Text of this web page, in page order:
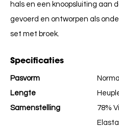
hals en een knoopsluiting aan
gevoerd en ontworpen als
set met broek.
Specificaties
Pasvorm
Lengte
Samenstelling
78%